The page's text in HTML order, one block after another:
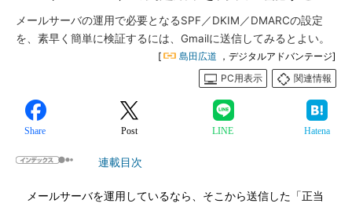
メールサーバの運用で必要となるSPF／DKIM／DMARCの設定
を、素早く簡単に検証するには、Gmailに送信してみるとよい。
[ 島田広道 ，デジタルアドバンテージ]
PC用表示
関連情報
Share Post LINE Hatena
連載目次
メールサーバを運用しているなら、そこから送信した「正当